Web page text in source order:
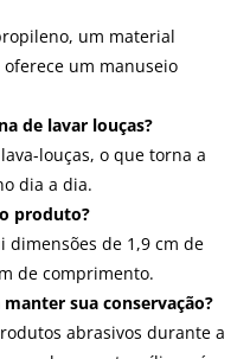
um material
um manuseio
de lavar louças?
louças, o que torna a
dia a dia.
produto?
dimensões de 1,9 cm de
de comprimento.
sua conservação?
abrasivos durante a